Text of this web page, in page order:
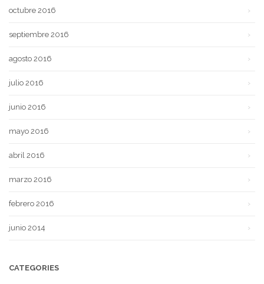
octubre 2016
septiembre 2016
agosto 2016
julio 2016
junio 2016
mayo 2016
abril 2016
marzo 2016
febrero 2016
junio 2014
CATEGORIES